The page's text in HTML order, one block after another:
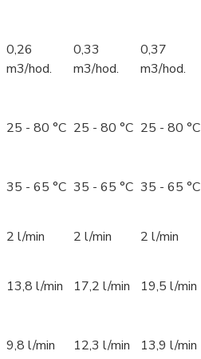
0,26
m3/hod.
0,33
m3/hod.
0,37
m3/hod.
25 - 80 °C 25 - 80 °C 25 - 80 °C
35 - 65 °C 35 - 65 °C 35 - 65 °C
2 l/min 2 l/min 2 l/min
13,8 l/min 17,2 l/min 19,5 l/min
9,8 l/min 12,3 l/min 13,9 l/min